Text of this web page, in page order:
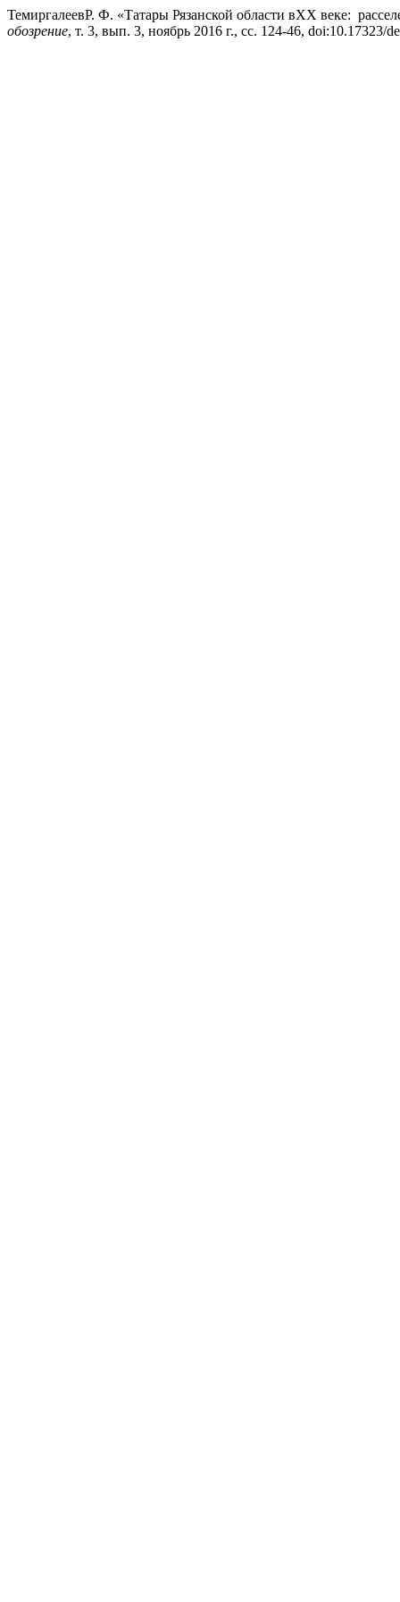
ТемиргалеевР. Ф. «Татары Рязанской области вXX веке:
обозрение, т. 3, вып. 3, ноябрь 2016 г., сс. 124-46, doi:10.17323/